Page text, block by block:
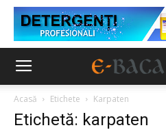
Acasă Etichete Karpaten
Etichetă: karpaten